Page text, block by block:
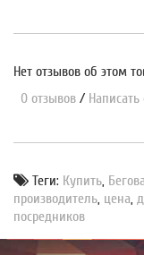
Нет отзывов об этом
0 отзывов / Написать
Теги: Купить
производитель цена
посредников